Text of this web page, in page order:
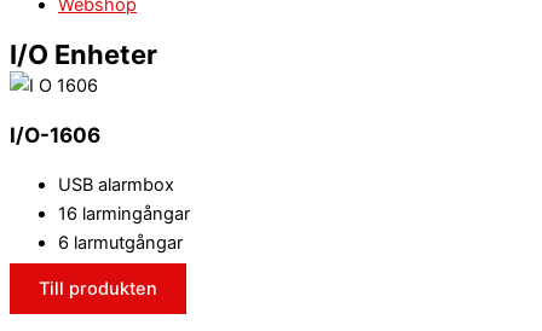
Webshop
I/O Enheter
I/O-1606
USB alarmbox
16 larmingångar
6 larmutgångar
Till produkten